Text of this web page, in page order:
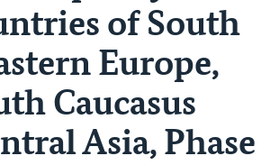
of South
Europe,
Caucasus
Asia, Phase